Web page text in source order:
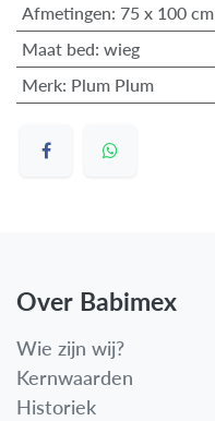
Afmetingen: 75 x 100 cm
Maat bed: wieg
Merk: Plum Plum
Over Babimex
Wie zijn wij?
Kernwaarden
Historiek